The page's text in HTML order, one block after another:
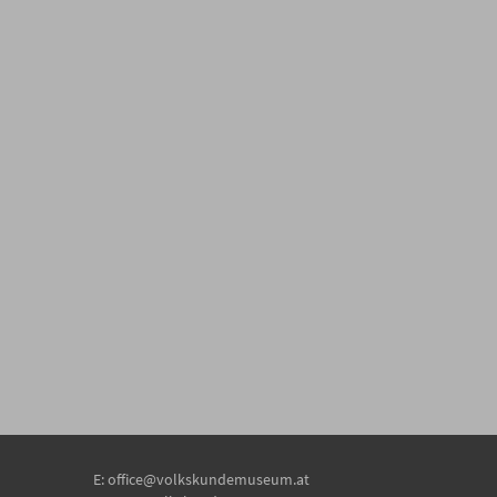
E:office@volkskundemuseum.at